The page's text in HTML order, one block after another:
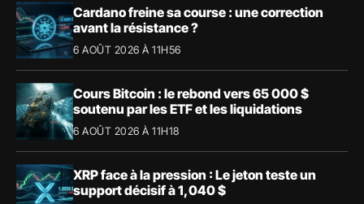
Cardano freine sa course : une correction
avant la résistance ?
6 AOÛT 2026 À 11H56
Cours Bitcoin : le rebond vers 65 000 $
soutenu par les ETF et les liquidations
6 AOÛT 2026 À 11H18
XRP face à la pression : Le jeton teste un
support décisif à 1,040 $